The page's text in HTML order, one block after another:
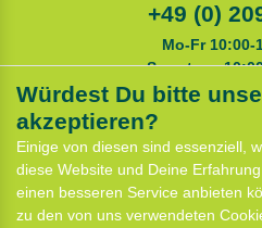
+49 (0)
Mo-Fr 10:00-
Samstags
Termin für
CaniX
Würdest Du bitte
akzeptieren?
Einige von diesen sind essenziell,
diese Website und Deine
einen besseren Service anbieten
zu den von uns verwendeten